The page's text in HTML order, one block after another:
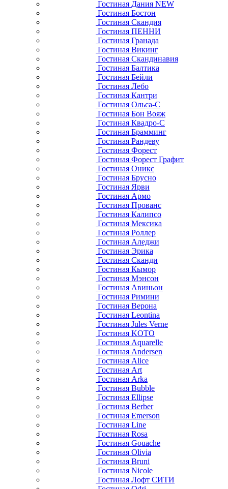
Гостиная Дания NEW
Гостиная Бостон
Гостиная Скандия
Гостиная ПЕННИ
Гостиная Гранада
Гостиная Викинг
Гостиная Скандинавия
Гостиная Балтика
Гостиная Бейли
Гостиная Лебо
Гостиная Кантри
Гостиная Ольса-С
Гостиная Бон Вояж
Гостиная Квадро-С
Гостиная Брамминг
Гостиная Рандеву
Гостиная Форест
Гостиная Форест Графит
Гостиная Оникс
Гостиная Брусно
Гостиная Ярви
Гостиная Армо
Гостиная Прованс
Гостиная Калипсо
Гостиная Мексика
Гостиная Роллер
Гостиная Аледжи
Гостиная Эрика
Гостиная Сканди
Гостиная Кымор
Гостиная Мэнсон
Гостиная Авиньон
Гостиная Римини
Гостиная Верона
Гостиная Leontina
Гостиная Jules Verne
Гостиная KOTO
Гостиная Aquarelle
Гостиная Andersen
Гостиная Alice
Гостиная Art
Гостиная Arka
Гостиная Bubble
Гостиная Ellipse
Гостиная Berber
Гостиная Emerson
Гостиная Line
Гостиная Rosa
Гостиная Gouache
Гостиная Olivia
Гостиная Bruni
Гостиная Nicole
Гостиная Лофт СИТИ